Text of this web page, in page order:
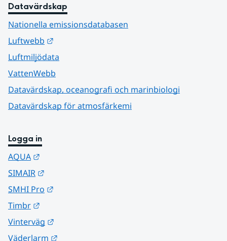
Datavärdskap
Nationella emissionsdatabasen
Luftwebb
Luftmiljödata
VattenWebb
Datavärdskap, oceanografi och marinbiologi
Datavärdskap för atmosfärkemi
Logga in
AQUA
SIMAIR
SMHI Pro
Timbr
Vinterväg
Väderlarm